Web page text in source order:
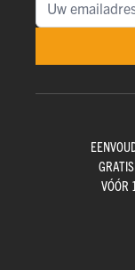
VÓÓR